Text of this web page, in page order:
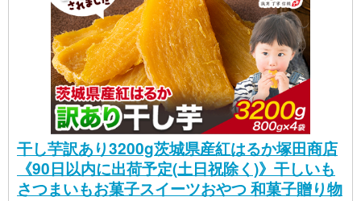
干し芋訳あり3200g茨城県産紅はるか塚田商店
《90日以内に出荷予定(土日祝除く)》干しいも
さつまいもお菓子スイーツおやつ 和菓子贈り物